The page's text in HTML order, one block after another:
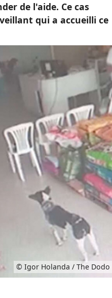
de l'aide. Ce cas
qui a accueilli ce
© Igor Holanda / The Dodo